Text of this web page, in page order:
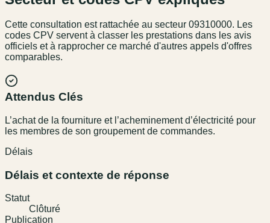
Cette consultation est rattachée au secteur 09310000. Les
codes CPV servent à classer les prestations dans les avis
officiels et à rapprocher ce marché d'autres appels d'offres
comparables.
Attendus Clés
L’achat de la fourniture et l’acheminement d’électricité pour
les membres de son groupement de commandes.
Délais
Délais et contexte de réponse
Statut
Clôturé
Publication